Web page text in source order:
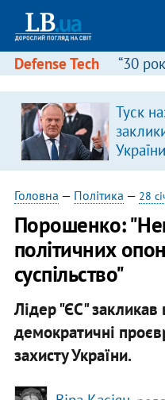
Defense Tech “30
Туск
Головна — Політика — 28
Порошенко:
політичних
суспільство"
Лідер "ЄС" закликав
демократичні
захисту України.